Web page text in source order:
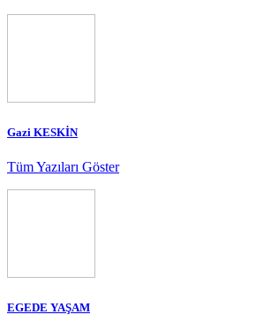
Gazi KESKİN
Tüm Yazıları Göster
EGEDE YAŞAM